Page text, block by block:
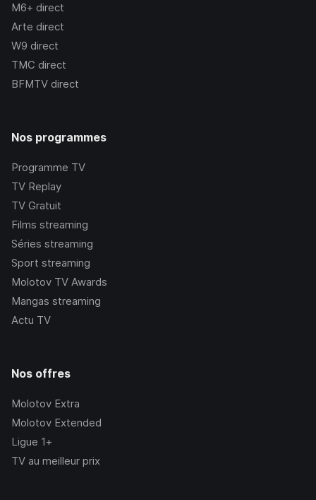
M6+ direct
Arte direct
W9 direct
TMC direct
BFMTV direct
Nos programmes
Programme TV
TV Replay
TV Gratuit
Films streaming
Séries streaming
Sport streaming
Molotov TV Awards
Mangas streaming
Actu TV
Nos offres
Molotov Extra
Molotov Extended
Ligue 1+
TV au meilleur prix